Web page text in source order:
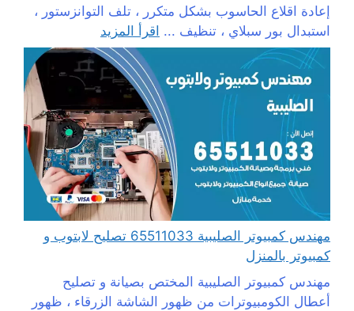
إعادة اقلاع الحاسوب بشكل متكرر ، تلف التوانزستور ،
استبدال بور سبلاي ، تنظيف ... اقرأ المزيد
مهندس كمبيوتر الصليبية 65511033 تصليح لابتوب و
كمبيوتر بالمنزل
مهندس كمبيوتر الصليبية المختص بصيانة و تصليح
أعطال الكومبيوترات من ظهور الشاشة الزرقاء ، ظهور